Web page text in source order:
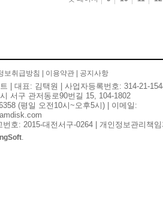
보취급방침 이용약관 공지사항
| 대표: 김택원 | 사업자등록번호: 314-21-
서구 관저동로90번길 15, 104-1802
(평일 오전10시~오후5시) | 이메일:
번호: 2015-대전서구-0264 | 개인정보관리책
.